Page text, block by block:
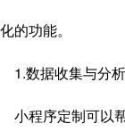
化的功能。
1.数据收集与分析
小程序定制可以